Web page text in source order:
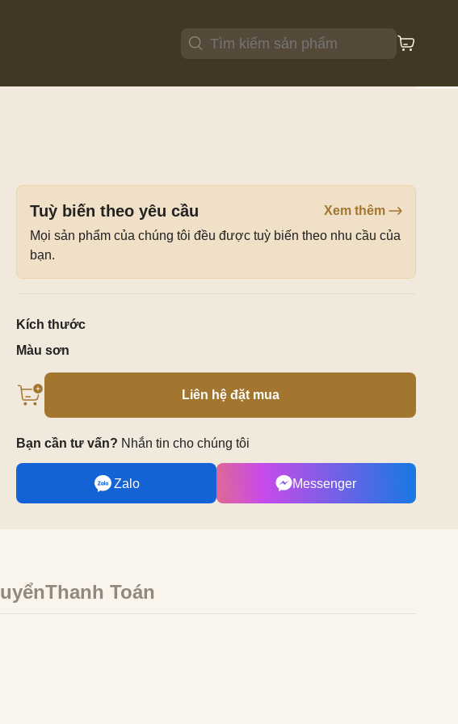
Tuỳ biến theo yêu cầu
Xem thêm
Mọi sản phẩm của chúng tôi đều được tuỳ biến theo nhu cầu của
bạn.
Kích thước
Màu sơn
Liên hệ đặt mua
Bạn cần tư vấn? Nhắn tin cho chúng tôi
Zalo Messenger
Thanh Toán